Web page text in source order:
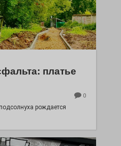
платье
0
рождается